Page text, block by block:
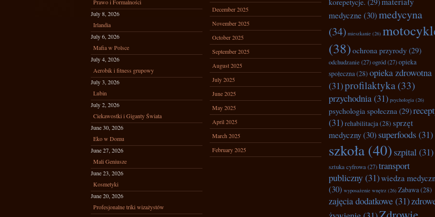
Prawo i Formalności
July 8, 2026
Irlandia
July 6, 2026
Mafia w Polsce
July 4, 2026
Aerobik i fitness grupowy
July 3, 2026
Lubin
July 2, 2026
Ciekawostki i Giganty Świata
June 30, 2026
Eko w Domu
June 27, 2026
Mali Geniusze
June 23, 2026
Kosmetyki
June 20, 2026
Profesjonalne triki wizażystów
December 2025
November 2025
October 2025
September 2025
August 2025
July 2025
June 2025
May 2025
April 2025
March 2025
February 2025
medyczne (30)medycyna
(34) mieszkanie (26)
(38)ochrona przyrody(29)
odchudzanie (27)ogród(27)opieka
społeczna(28) opieka zdrowotna
(31)profilaktyka(33)
przychodnia(31) psychologia (26)
psychologia społeczna (29)
(31)rehabilitacja(28) sprzęt
medyczny(30) superfoods (31)
szkoła (40) szpital (31)
sztuka cyfrowa(27)transport
publiczny (31)wiedza
(30) wyposażenie wnętrz (26) Zabawa(28)
zajęcia dodatkowe (31)